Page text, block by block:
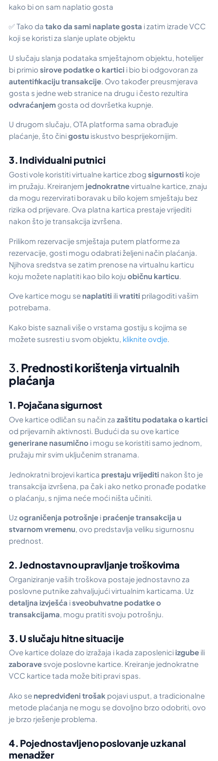
kako bi on sam naplatio gosta
✅ Tako da tako da sami naplate gosta i zatim izrade VCC
koji se koristi za slanje uplate objektu
U slučaju slanja podataka smještajnom objektu, hotelijer
bi primio sirove podatke o kartici i bio bi odgovoran za
autentifikaciju transakcije. Ovo također preusmjerava
gosta s jedne web stranice na drugu i često rezultira
odvraćanjem gosta od dovršetka kupnje.
U drugom slučaju, OTA platforma sama obrađuje
plaćanje, što činigostu iskustvo besprijekornijim.
3. Individualni putnici
Gosti vole koristiti virtualne kartice zbog sigurnosti koje
im pružaju. Kreiranjem jednokratnevirtualne kartice, znaju
da mogu rezervirati boravak u bilo kojem smještaju bez
rizika od prijevare. Ova platna kartica prestaje vrijediti
nakon što je transakcija izvršena.
Prilikom rezervacije smještaja putem platforme za
rezervacije, gosti mogu odabrati željeni način plaćanja.
Njihova sredstva se zatim prenose na virtualnu karticu
koju možete naplatiti kao bilo koju običnu karticu
Ove kartice mogu se naplatiti ilivratiti prilagoditi vašim
potrebama.
Kako biste saznali više o vrstama gostiju s kojima se
možete susresti u svom objektu, kliknite ovdje
3. Prednosti korištenja virtualnih
plaćanja
1. Pojačana sigurnost
Ove kartice odličan su način za zaštitu podataka o kartici
od prijevarnih aktivnosti. Budući da su ove kartice
generirane nasumično i mogu se koristiti samo jednom,
pružaju mir svim uključenim stranama.
Jednokratni brojevi kartica prestaju vrijediti nakon što je
transakcija izvršena, pa čak i ako netko pronađe podatke
o plaćanju, s njima neće moći ništa učiniti.
Uzograničenja potrošnje i praćenje transakcija u
stvarnom vremenu, ovo predstavlja veliku sigurnosnu
prednost.
2. Jednostavno upravljanje troškovima
Organiziranjevaših troškova postaje jednostavno za
poslovne putnike zahvaljujući virtualnim karticama. Uz
detaljna izvješća isveobuhvatne podatke o
transakcijama , mogu pratiti svoju potrošnju.
3. U slučaju hitne situacije
Ove kartice dolaze do izražaja i kada zaposlenici izgube ili
zaborave svoje poslovne kartice. Kreiranje jednokratne
VCC kartice tada može biti pravi spas.
Ako se nepredviđeni trošak pojavi usput, a tradicionalne
metode plaćanja ne mogu se dovoljno brzo odobriti, ovo
je brzo rješenje problema.
4. Pojednostavljeno poslovanje uz kanal
menadžer